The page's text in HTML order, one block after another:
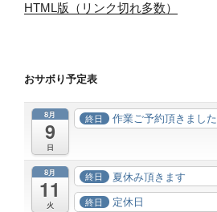
HTML版（リンク切れ多数）
おサボり予定表
8月
9
日
終日 作業ご予約頂きました
8月
11
火
終日 夏休み頂きます
終日 定休日